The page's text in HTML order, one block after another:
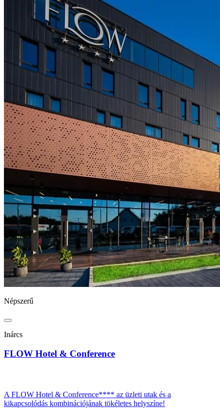
Népszerű
Inárcs
FLOW Hotel & Conference
A FLOW Hotel & Conference**** az üzleti utak és a
kikapcsolódás kombinációjának tökéletes helyszíne!